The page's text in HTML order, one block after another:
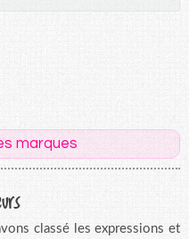
marques
classé les expressions et